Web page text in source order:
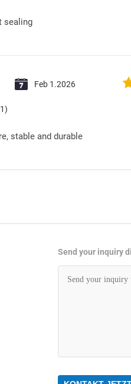
sealing
Feb 1.2026
stable and durable
Send your inquiry